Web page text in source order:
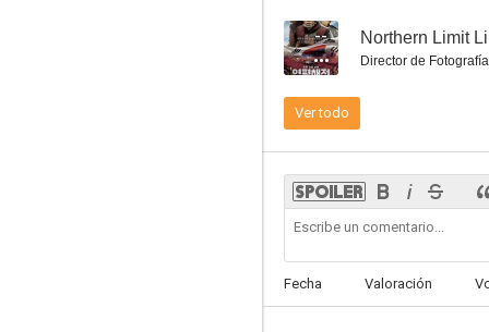
--
--
-- Northern Limit
Director de Fotografía
Ver todo
Fecha Valoración